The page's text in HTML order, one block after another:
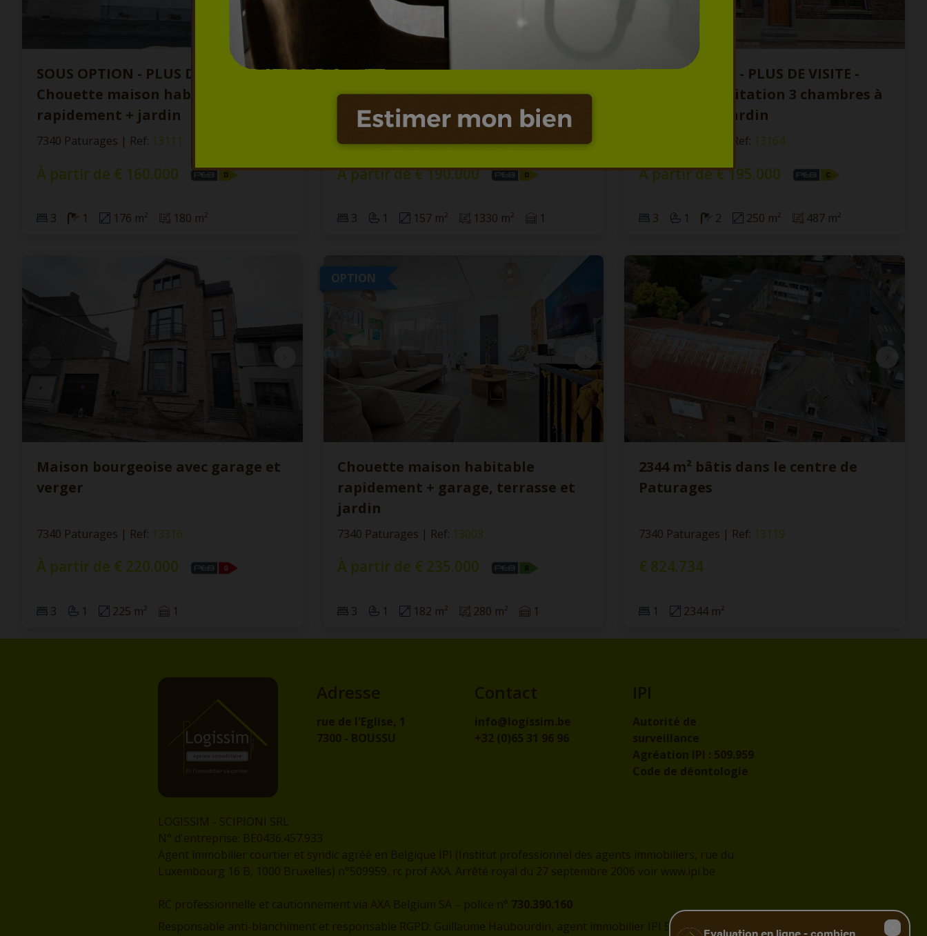
SOUS OPTION - PLUS DE VISITE -
Chouette maison habitable
rapidement + jardin
7340 Paturages | Ref: 13111
À partir de € 160.000
3 1 176 m² 180 m²
SOUS OPTION - PLUS DE VISITE -
Maison proposant de belles
possibilités
7340 Paturages|Ref: 12697
À partir de € 190.000
3 1 157 m² 1330 m² 1
SOUS OPTION - PLUS DE VISITE -
Maison d'habitation 3 chambres à
rafraichir + jardin
Ref: 13164
À partir de € 195.000
3 1 2 250 m² 487 m²
Maison bourgeoise avec garage et
verger
7340 Paturages | Ref: 13316
À partir de € 220.000
3 1 225 m² 1
OPTION
Chouette maison habitable
rapidement + garage, terrasse et
jardin
7340 Paturages | Ref: 13003
À partir de € 235.000
3 1 182 m² 280 m² 1
2344 m² bâtis dans le centre de
Paturages
7340 Paturages | Ref: 13119
€ 824.734
1 2344 m²
Adresse
rue de l'Eglise, 1
7300 - BOUSSU
Contact
info@logissim.be
+32 (0)65 31 96 96
IPI
Autorité de
surveillance
Agréation IPI : 509.959
Code de déontologie
LOGISSIM - SCIPIONI SRL
N° d'entreprise: BE0436.457.933
Agent immobilier courtier et syndic agréé en Belgique IPI (Institut professionnel des agents immobiliers, rue du
Luxembourg 16 B, 1000 Bruxelles) n°509959, rc prof AXA. Arrêté royal du 27 septembre 2006 voir www.ipi.be
RC professionnelle et cautionnement via AXA Belgium SA – police n° 730.390.160
Responsable anti-blanchiment et responsable RGPD: Guillaume Haubourdin, agent immobilier IPI 509.959